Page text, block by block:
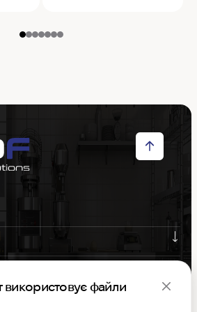
використовує файли